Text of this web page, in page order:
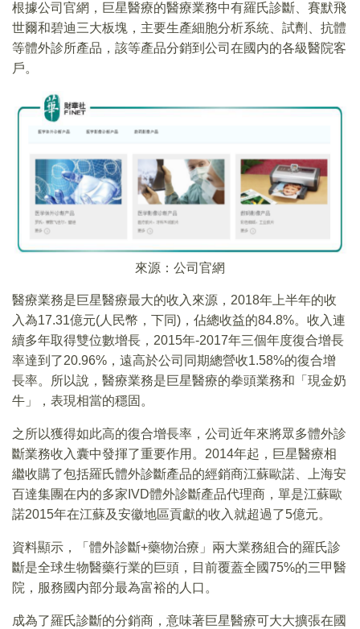
根據公司官網，巨星醫療的醫療業務中有羅氏診斷、賽默飛
世爾和碧迪三大板塊，主要生產細胞分析系統、試劑、抗體
等體外診所產品，該等產品分銷到公司在國内的各級醫院客
戶。
來源：公司官網
醫療業務是巨星醫療最大的收入來源，2018年上半年的收
入為17.31億元(人民幣，下同)，佔總收益的84.8%。收入連
續多年取得雙位數增長，2015年-2017年三個年度復合增長
率達到了20.96%，遠高於公司同期總營收1.58%的復合增
長率。所以說，醫療業務是巨星醫療的拳頭業務和「現金奶
牛」，表現相當的穩固。
之所以獲得如此高的復合增長率，公司近年來將眾多體外診
斷業務收入囊中發揮了重要作用。2014年起，巨星醫療相
繼收購了包括羅氏體外診斷產品的經銷商江蘇歐諾、上海安
百達集團在内的多家IVD體外診斷產品代理商，單是江蘇歐
諾2015年在江蘇及安徽地區貢獻的收入就超過了5億元。
資料顯示，「體外診斷+藥物治療」兩大業務組合的羅氏診
斷是全球生物醫藥行業的巨頭，目前覆蓋全國75%的三甲醫
院，服務國内部分最為富裕的人口。
成為了羅氏診斷的分銷商，意味著巨星醫療可大大擴張在國